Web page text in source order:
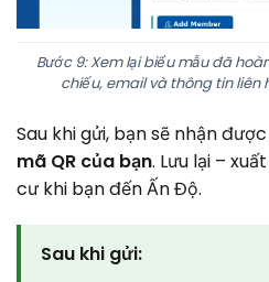
Bước 9: Xem lại biểu mẫu đã
chiếu, email và thông tin liên
Sau khi gửi, bạn sẽ nhận được
mã QR của bạn. Lưu lại –
cư khi bạn đến Ấn Độ.
Sau khi gửi: